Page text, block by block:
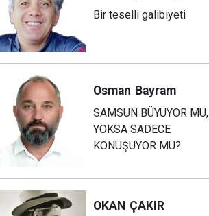
Bir teselli galibiyeti
Osman Bayram
SAMSUN BÜYÜYOR MU,
YOKSA SADECE
KONUŞUYOR MU?
OKAN ÇAKIR